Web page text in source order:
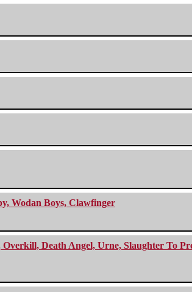
Wodan Boys, Clawfinger
Death Angel, Urne, Slaughter To